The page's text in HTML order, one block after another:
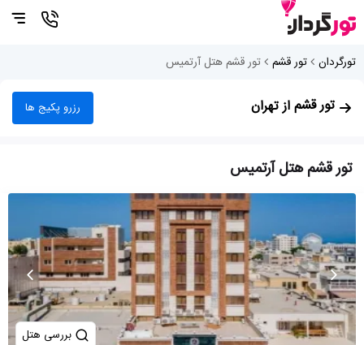
تورگردان تور قشم تور قشم هتل آرتمیس
تور قشماز تهران رزرو پکیج ها
تور قشم هتل آرتمیس
بررسی هتل